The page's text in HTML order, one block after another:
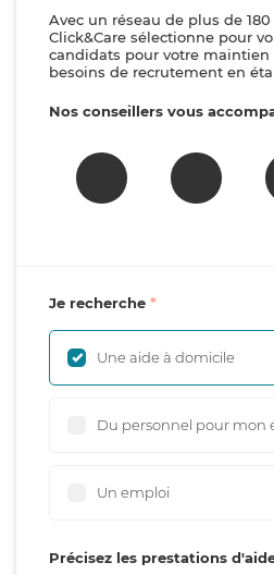
Avec un réseau de plus de
Click&Care sélectionne pour
candidats pour votre maintien
besoins de recrutement en
Nos conseillers vous
Je recherche
Une aide à domicile
Du personnel pour mon
Un emploi
Précisez les prestations